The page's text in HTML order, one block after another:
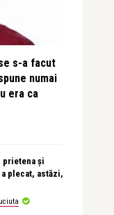
s-a facut
numai
era ca
prietena și
plecat, astăzi,